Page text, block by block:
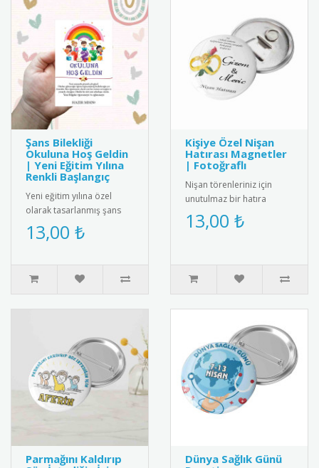
Şans Bilekliği
Okuluna Hoş Geldin
| Yeni Eğitim Yılına
Renkli Başlangıç
Yeni eğitim yılına özel
olarak tasarlanmış şans
bilekliği. Renkli ip yapısı ve
zarif boncuk detayıyl..
13,00 ₺
Kişiye Özel Nişan
Hatırası Magnetler
| Fotoğraflı
Nişan törenleriniz için
unutulmaz bir hatıra
olacak buzdolabı
magnetleri kişiye özel
13,00 ₺
Parmağını Kaldırıp
Dünya Sağlık Günü